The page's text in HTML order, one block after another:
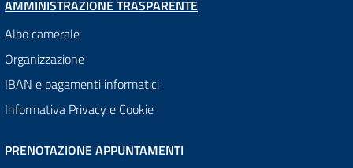
AMMINISTRAZIONE TRASPARENTE
Albo camerale
Organizzazione
IBAN e pagamenti informatici
Informativa Privacy e Cookie
PRENOTAZIONE APPUNTAMENTI